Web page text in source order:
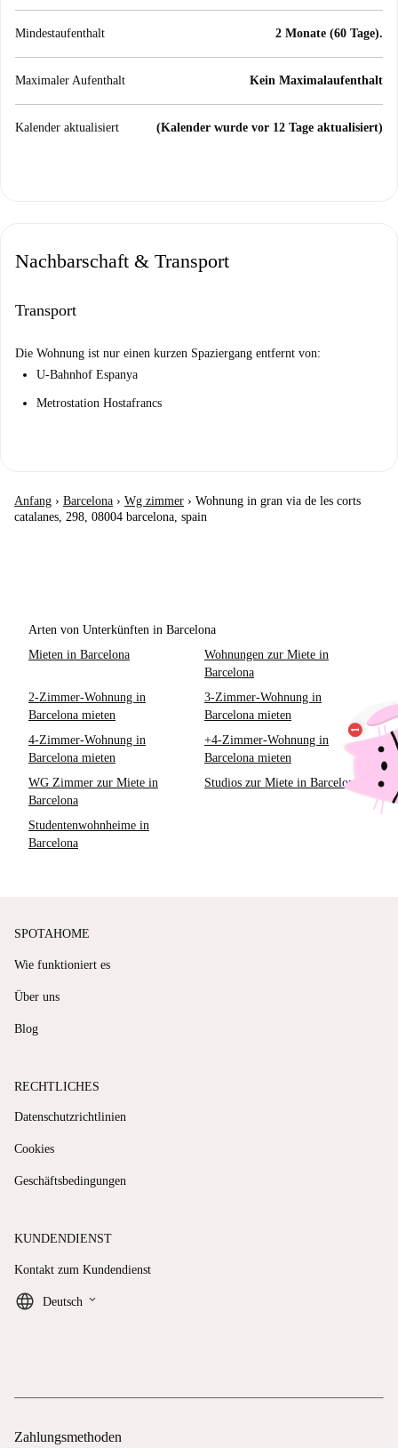
Mindestaufenthalt 2 Monate (60 Tage).
Maximaler Aufenthalt Kein Maximalaufenthalt
Kalender aktualisiert (Kalender wurde vor 12 Tage aktualisiert)
Nachbarschaft & Transport
Transport
Die Wohnung ist nur einen kurzen Spaziergang entfernt von:
U-Bahnhof Espanya
Metrostation Hostafrancs
Anfang › Barcelona › Wg zimmer › Wohnung in gran via de les corts
catalanes, 298, 08004 barcelona, spain
Arten von Unterkünften in Barcelona
Mieten in Barcelona
Wohnungen zur Miete in
Barcelona
2-Zimmer-Wohnung in
Barcelona mieten
3-Zimmer-Wohnung in
Barcelona mieten
4-Zimmer-Wohnung in
Barcelona mieten
+4-Zimmer-Wohnung in
Barcelona mieten
WG Zimmer zur Miete in
Barcelona
Studios zur Miete in Barcelona
Studentenwohnheime in
Barcelona
SPOTAHOME
Wie funktioniert es
Über uns
Blog
RECHTLICHES
Datenschutzrichtlinien
Cookies
Geschäftsbedingungen
KUNDENDIENST
Kontakt zum Kundendienst
Deutsch keyboard_arrow_down
Zahlungsmethoden